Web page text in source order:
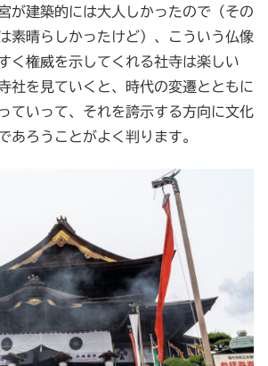
が建築的には大人しかったので（その
素晴らしかったけど）、こういう仏像
く権威を示してくれる社寺は楽しい
社を見ていくと、時代の変遷とともに
ていって、それを誇示する方向に文化
あろうことがよく判ります。